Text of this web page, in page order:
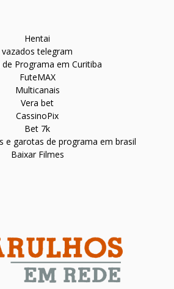
Hentai
vazados telegram
Programa em Curitiba
FuteMAX
Multicanais
Vera bet
CassinoPix
Bet 7k
e garotas de programa em brasil
Baixar Filmes